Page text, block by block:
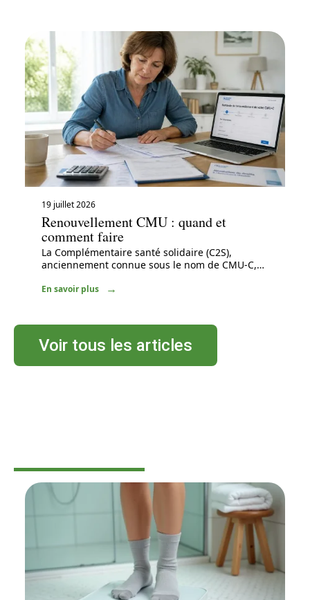
19 juillet 2026
Renouvellement CMU : quand et
comment faire
La Complémentaire santé solidaire (C2S),
anciennement connue sous le nom de CMU-C,…
En savoir plus
Voir tous les articles